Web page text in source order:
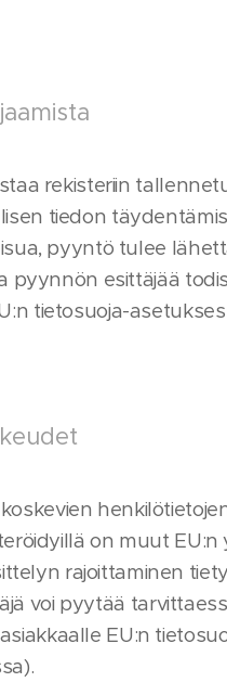
rekisteriin
tiedon
pyyntö tulee
pyynnön esittäjää
tietosuoja-
on muut EU:n
rajoittaminen
voi pyytää
EU:n